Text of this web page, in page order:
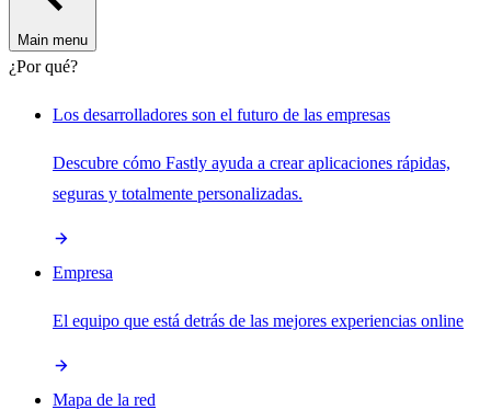
Main menu
¿Por qué?
Los desarrolladores son el futuro de las empresas
Descubre cómo Fastly ayuda a crear aplicaciones rápidas,
seguras y totalmente personalizadas.
Empresa
El equipo que está detrás de las mejores experiencias online
Mapa de la red